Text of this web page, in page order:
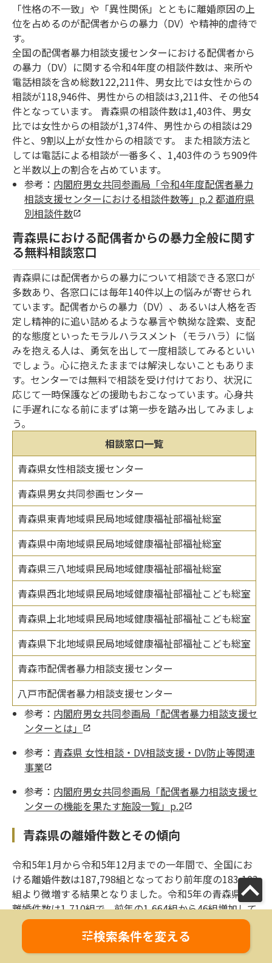
「性格の不一致」や「異性関係」とともに離婚原因の上
位を占めるのが配偶者からの暴力（DV）や精神的虐待で
す。
全国の配偶者暴力相談支援センターにおける配偶者から
の暴力（DV）に関する令和4年度の相談件数は、来所や
電話相談を含め総数122,211件、男女比では女性からの
相談が118,946件、男性からの相談は3,211件、その他54
件となっています。 青森県の相談件数は1,403件、男女
比では女性からの相談が1,374件、男性からの相談は29
件と、9割以上が女性からの相談です。 また相談方法と
しては電話による相談が一番多く、1,403件のうち909件
と半数以上の割合を占めています。
参考： 内閣府男女共同参画局「令和4年度配偶者暴力
相談支援センターにおける相談件数等」p.2 都道府県
別相談件数
青森県における配偶者からの暴力全般に関す
る無料相談窓口
青森県には配偶者からの暴力について相談できる窓口が
多数あり、各窓口には毎年140件以上の悩みが寄せられ
ています。配偶者からの暴力（DV）、あるいは人格を否
定し精神的に追い詰めるような暴言や執拗な詮索、支配
的な態度といったモラルハラスメント（モラハラ）に悩
みを抱える人は、勇気を出して一度相談してみるといい
でしょう。心に抱えたままでは解決しないこともありま
す。センターでは無料で相談を受け付けており、状況に
応じて一時保護などの援助もおこなっています。心身共
に手遅れになる前にまずは第一歩を踏み出してみましょ
う。
相談窓口一覧
青森県女性相談支援センター
青森県男女共同参画センター
青森県東青地域県民局地域健康福祉部福祉総室
青森県中南地域県民局地域健康福祉部福祉総室
青森県三八地域県民局地域健康福祉部福祉総室
青森県西北地域県民局地域健康福祉部福祉こども総室
青森県上北地域県民局地域健康福祉部福祉こども総室
青森県下北地域県民局地域健康福祉部福祉こども総室
青森市配偶者暴力相談支援センター
八戸市配偶者暴力相談支援センター
参考： 内閣府男女共同参画局「配偶者暴力相談支援セ
ンターとは」
参考： 青森県 女性相談・DV相談支援・DV防止等関連
事業
参考： 内閣府男女共同参画局「配偶者暴力相談支援セ
ンターの機能を果たす施設一覧」p.2
青森県の離婚件数とその傾向
令和5年1月から令和5年12月までの一年間で、全国にお
ける離婚件数は187,798組となっており前年度の183,103
組より微増する結果となりました。令和5年の青森県の
離婚件数は1,710組で、前年の1,664組から46組増加して
います。
青森県の令和5年の特殊離婚率（年間の離婚件数を婚姻
件数で割った値）については、離婚件数が1,710組に対
検索条件を変える